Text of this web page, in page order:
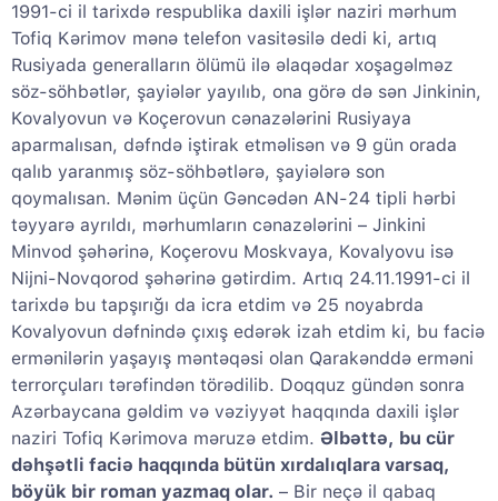
1991-ci il tarixdə respublika daxili işlər naziri mərhum
Tofiq Kərimov mənə telefon vasitəsilə dedi ki, artıq
Rusiyada generalların ölümü ilə əlaqədar xoşagəlməz
söz-söhbətlər, şayiələr yayılıb, ona görə də sən Jinkinin,
Kovalyovun və Koçerovun cənazələrini Rusiyaya
aparmalısan, dəfndə iştirak etməlisən və 9 gün orada
qalıb yaranmış söz-söhbətlərə, şayiələrə son
qoymalısan. Mənim üçün Gəncədən AN-24 tipli hərbi
təyyarə ayrıldı, mərhumların cənazələrini – Jinkini
Minvod şəhərinə, Koçerovu Moskvaya, Kovalyovu isə
Nijni-Novqorod şəhərinə gətirdim. Artıq 24.11.1991-ci il
tarixdə bu tapşırığı da icra etdim və 25 noyabrda
Kovalyovun dəfnində çıxış edərək izah etdim ki, bu faciə
ermənilərin yaşayış məntəqəsi olan Qarakənddə erməni
terrorçuları tərəfindən törədilib. Doqquz gündən sonra
Azərbaycana gəldim və vəziyyət haqqında daxili işlər
naziri Tofiq Kərimova məruzə etdim. Əlbəttə, bu cür
dəhşətli faciə haqqında bütün xırdalıqlara varsaq,
böyük bir roman yazmaq olar. – Bir neçə il qabaq